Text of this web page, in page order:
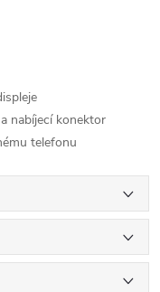
nabíjecí konektor
telefonu